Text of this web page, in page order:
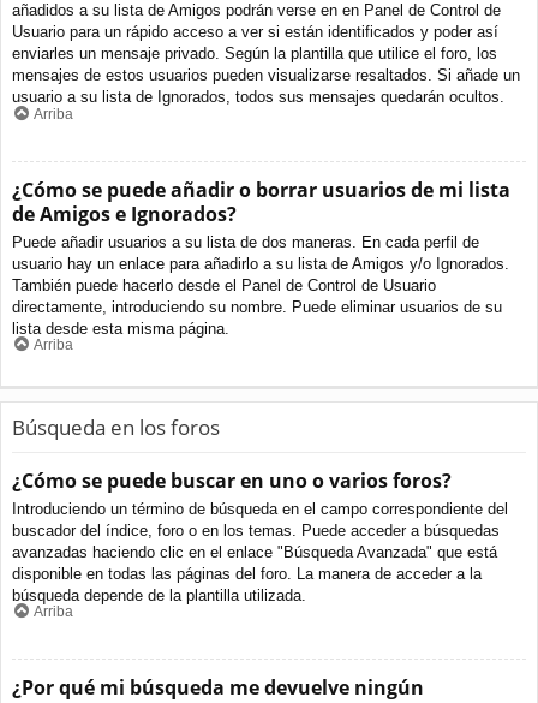
añadidos a su lista de Amigos podrán verse en en Panel de Control de
Usuario para un rápido acceso a ver si están identificados y poder así
enviarles un mensaje privado. Según la plantilla que utilice el foro, los
mensajes de estos usuarios pueden visualizarse resaltados. Si añade un
usuario a su lista de Ignorados, todos sus mensajes quedarán ocultos.
Arriba
¿Cómo se puede añadir o borrar usuarios de mi lista
de Amigos e Ignorados?
Puede añadir usuarios a su lista de dos maneras. En cada perfil de
usuario hay un enlace para añadirlo a su lista de Amigos y/o Ignorados.
También puede hacerlo desde el Panel de Control de Usuario
directamente, introduciendo su nombre. Puede eliminar usuarios de su
lista desde esta misma página.
Arriba
Búsqueda en los foros
¿Cómo se puede buscar en uno o varios foros?
Introduciendo un término de búsqueda en el campo correspondiente del
buscador del índice, foro o en los temas. Puede acceder a búsquedas
avanzadas haciendo clic en el enlace "Búsqueda Avanzada" que está
disponible en todas las páginas del foro. La manera de acceder a la
búsqueda depende de la plantilla utilizada.
Arriba
¿Por qué mi búsqueda me devuelve ningún